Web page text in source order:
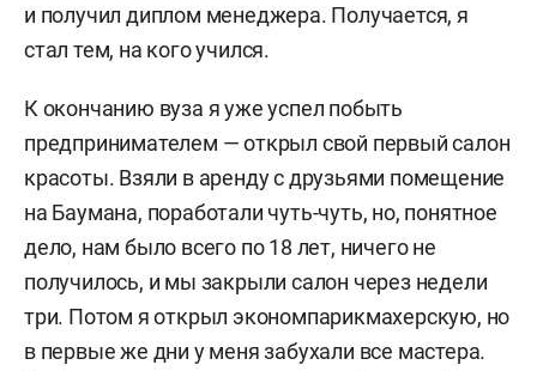
и получил диплом менеджера. Получается, я
стал тем, на кого учился.
К окончанию вуза я уже успел побыть
предпринимателем — открыл свой первый салон
красоты. Взяли в аренду с друзьями помещение
на Баумана, поработали чуть-чуть, но, понятное
дело, нам было всего по 18 лет, ничего не
получилось, и мы закрыли салон через недели
три. Потом я открыл экономпарикмахерскую, но
в первые же дни у меня забухали все мастера.